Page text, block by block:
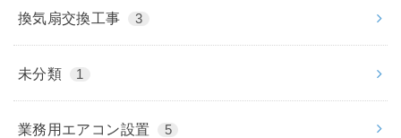
換気扇交換工事 3
未分類 1
業務用エアコン設置 5